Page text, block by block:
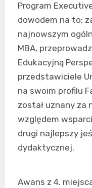
Program
dowodem na to:
najnowszym
MBA,
Edukacyjną
przedstawiciele
na swoim profilu
został uznany za
względem
drugi najlepszy
dydaktycznej.
Awans z 4.